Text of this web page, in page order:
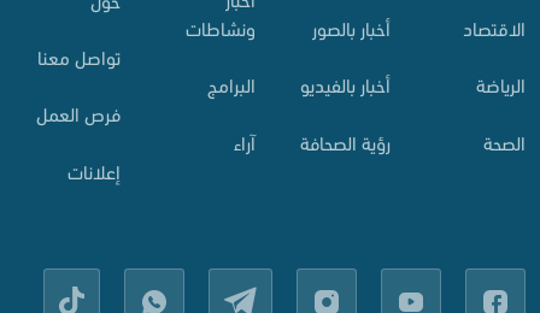
الاقتصاد
الرياضة
الصحة
أخبار بالصور
أخبار بالفيديو
رؤية الصحافة
ونشاطات
البرامج
آراء
تواصل معنا
فرص العمل
إعلانات